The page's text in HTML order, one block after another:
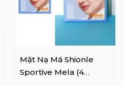
Mặt Nạ Má Shionle
Sportive Mela (4